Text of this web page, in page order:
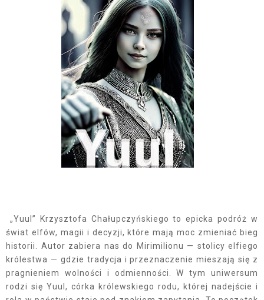
„Yuul” Krzysztofa Chałupczyńskiego to epicka podróż w
świat elfów, magii i decyzji, które mają moc zmieniać bieg
historii. Autor zabiera nas do Mirimilionu — stolicy elfiego
królestwa — gdzie tradycja i przeznaczenie mieszają się z
pragnieniem wolności i odmienności. W tym uniwersum
rodzi się Yuul, córka królewskiego rodu, której nadejście i